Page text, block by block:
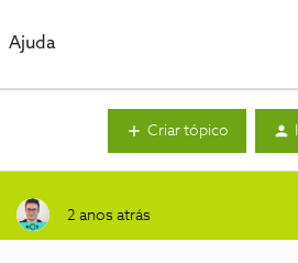
Ajuda
Criar tópico
2 anos atrás